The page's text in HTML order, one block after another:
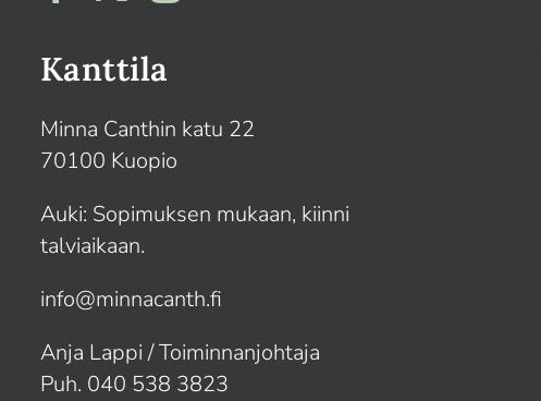
Kanttila
Minna Canthin katu 22
70100 Kuopio
Auki: Sopimuksen mukaan, kiinni
talviaikaan.
info@minnacanth.fi
Anja Lappi / Toiminnanjohtaja
Puh. 040 538 3823